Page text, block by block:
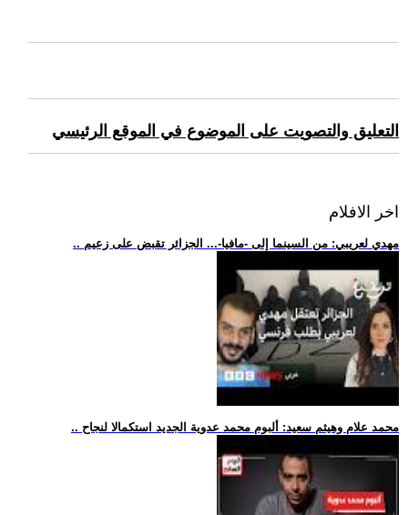
التعليق والتصويت على الموضوع في الموقع الرئيسي
اخر الافلام
.. مهدي لعريبي: من السينما إلى -مافيا-... الجزائر تقبض على زعيم
.. محمد علام وهيثم سعيد: ألبوم محمد عدوية الجديد استكمالا لنجاح